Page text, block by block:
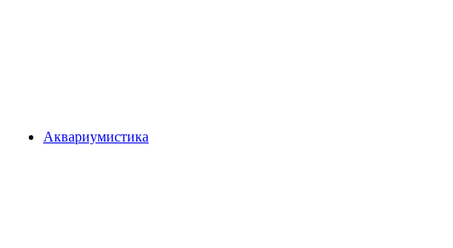
Аквариумистика